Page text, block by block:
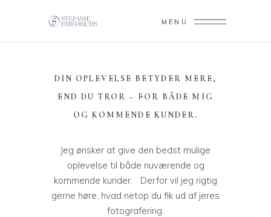
MENU
DIN OPLEVELSE BETYDER MERE,
END DU TROR – FOR BÅDE MIG
OG KOMMENDE KUNDER.
Jeg ønsker at give den bedst mulige
oplevelse til både nuværende og
kommende kunder. Derfor vil jeg rigtig
gerne høre, hvad netop du fik ud af jeres
fotografering.